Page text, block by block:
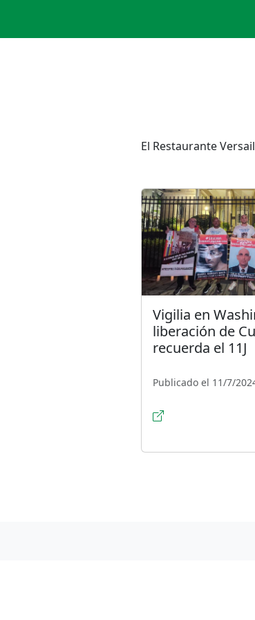
El Restaurante
Vigilia en
liberación de
recuerda el 11J
Publicado el 11/7/